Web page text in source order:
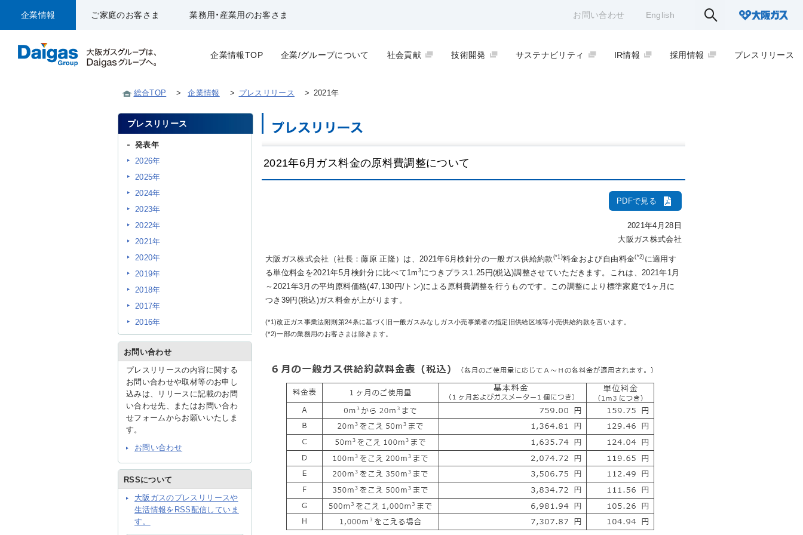
企業情報 ご家庭のお客さま 業務用・産業用のお客さま お問い合わせ English
企業情報TOP 企業/グループについて 社会貢献 技術開発 サステナビリティ IR情報 採用情報 プレスリリース
総合TOP > 企業情報 > プレスリリース > 2021年
2021年6月ガス料金の原料費調整について
PDFで見る
2021年4月28日
大阪ガス株式会社
大阪ガス株式会社（社長：藤原 正隆）は、2021年6月検針分の一般ガス供給約款 (*1)料金および自由料金(*2) に適用す
る単位料金を2021年5月検針分に比べて1m 3につきプラス1.25円(税込)調整させていただきます。これは、2021年1月
～2021年3月の平均原料価格(47,130円/トン)による原料費調整を行うものです。この調整により標準家庭で1ヶ月に
つき39円(税込)ガス料金が上がります。
(*1)改正ガス事業法附則第24条に基づく旧一般ガスみなしガス小売事業者の指定旧供給区域等小売供給約款を言います。
(*2)一部の業務用のお客さまは除きます。
プレスリリース
発表年
2026年
2025年
2024年
2023年
2022年
2021年
2020年
2019年
2018年
2017年
2016年
お問い合わせ
プレスリリースの内容に関する
お問い合わせや取材等のお申し
込みは、リリースに記載のお問
い合わせ先、またはお問い合わ
せフォームからお願いいたしま
す。
お問い合わせ
RSSについて
大阪ガスのプレスリリースや
生活情報をRSS配信していま
す。